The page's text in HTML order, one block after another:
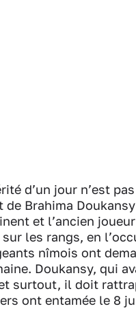
d’un jour n’est
Brahima
et l’ancien
les rangs, en
nîmois ont
Doukansy, qui
surtout, il doit
ont entamée le 8